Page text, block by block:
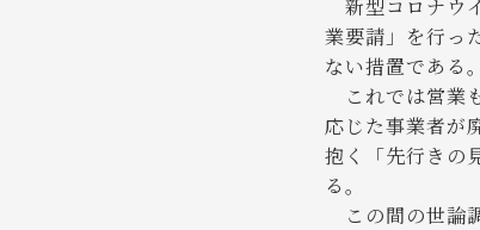
新型コロナウ
業要請」を行っ
ない措置である
これでは営業
応じた事業者が
抱く「先行きの
る。
この間の世論